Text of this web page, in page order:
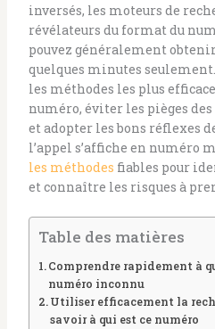
inversés, les moteurs de
révélateurs du format du
pouvez généralement
quelques minutes
les méthodes les plus
numéro, éviter les pièges
et adopter les bons réflexes
l’appel s’affiche en numéro
les méthodes fiables pour
et connaître les risques à
Table des matières
Comprendre rapidement à
numéro inconnu
Utiliser efficacement la
savoir à qui est ce numéro